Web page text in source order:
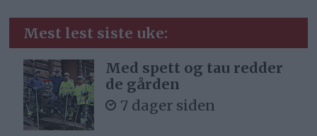
Mest lest siste uke:
Med spett og tau redder
de gården
7 dager siden